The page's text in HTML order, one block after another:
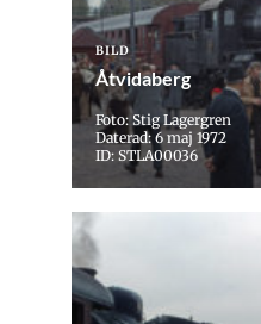
BILD
Åtvidaberg
Foto: Stig Lagergren
Daterad: 6 maj 1972
ID: STLA00036